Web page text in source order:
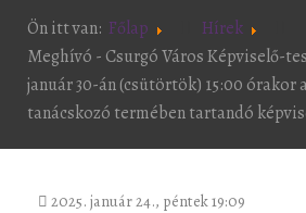
Ön itt van: Főlap
Hírek
Meghívó - Csurgó Város Képviselő-
január 30-án (csütörtök) 15:00 órakor
tanácskozó termében tartandó
2025. január 24., péntek 19:09